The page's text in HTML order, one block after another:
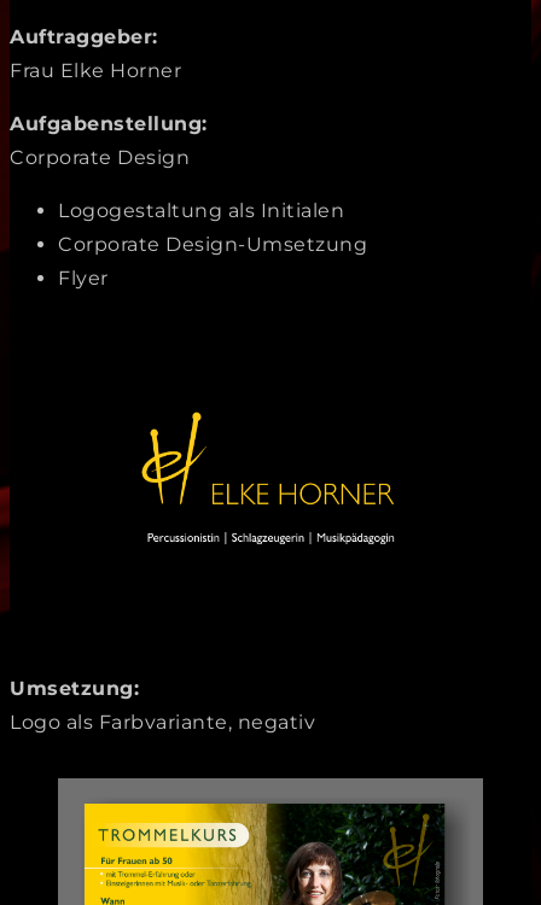
Auftraggeber:
Frau Elke Horner
Aufgabenstellung:
Corporate Design
Logogestaltung als Initialen
Corporate Design-Umsetzung
Flyer
Umsetzung:
Logo als Farbvariante, negativ